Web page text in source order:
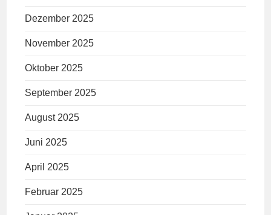
Dezember 2025
November 2025
Oktober 2025
September 2025
August 2025
Juni 2025
April 2025
Februar 2025